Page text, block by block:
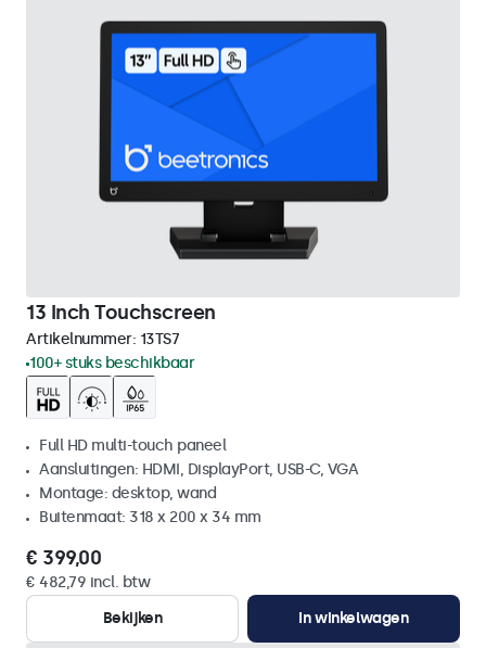
13 Inch Touchscreen
Artikelnummer: 13TS7
100+ stuks beschikbaar
Full HD multi-touch paneel
Aansluitingen: HDMI, DisplayPort, USB-C, VGA
Montage: desktop, wand
Buitenmaat: 318 x 200 x 34 mm
€ 399,00
€ 482,79 incl. btw
Bekijken
In winkelwagen